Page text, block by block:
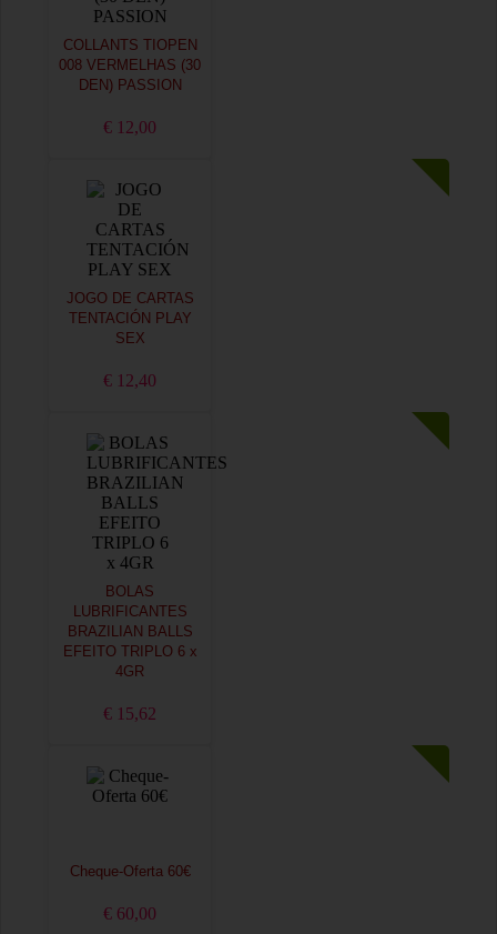
COLLANTS TIOPEN
008 VERMELHAS (30
DEN) PASSION
€ 12,00
JOGO DE CARTAS
TENTACIÓN PLAY
SEX
€ 12,40
BOLAS
LUBRIFICANTES
BRAZILIAN BALLS
EFEITO TRIPLO 6 x
4GR
€ 15,62
Cheque-Oferta 60€
€ 60,00